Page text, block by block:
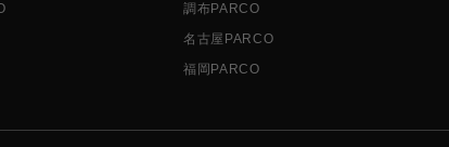
調布PARCO
名古屋PARCO
福岡PARCO